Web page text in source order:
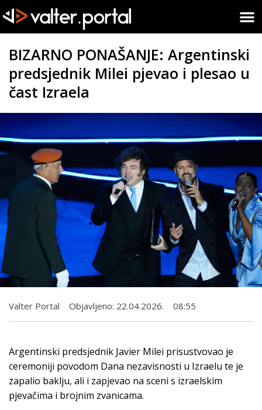
BIZARNO PONAŠANJE: Argentinski
predsjednik Milei pjevao i plesao u
čast Izraela
Valter Portal Objavljeno: 22.04.2026. 08:55
Argentinski predsjednik Javier Milei prisustvovao je
ceremoniji povodom Dana nezavisnosti u Izraelu te je
zapalio baklju, ali i zapjevao na sceni s izraelskim
pjevačima i brojnim zvanicama.